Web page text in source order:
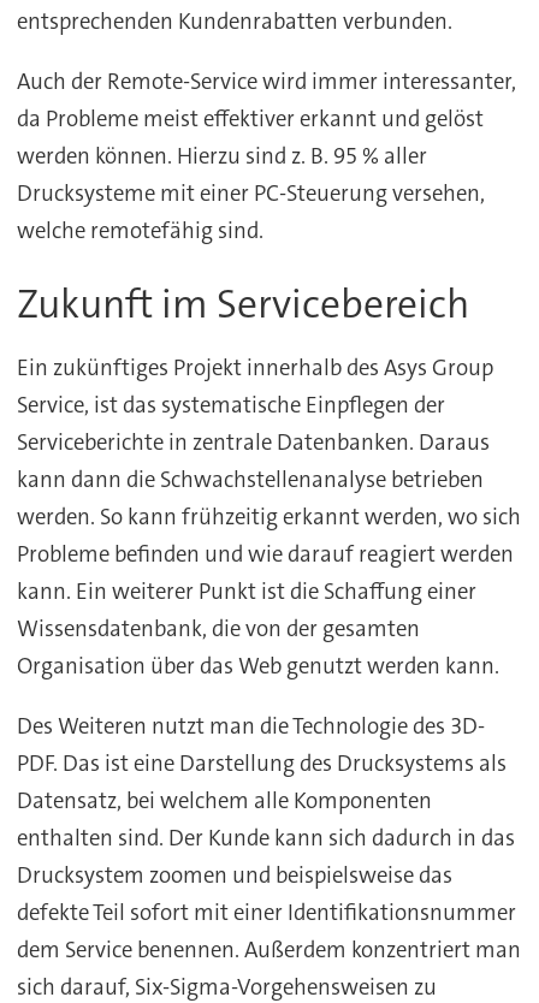
entsprechenden Kundenrabatten verbunden.
Auch der Remote-Service wird immer interessanter,
da Probleme meist effektiver erkannt und gelöst
werden können. Hierzu sind z. B. 95 % aller
Drucksysteme mit einer PC-Steuerung versehen,
welche remotefähig sind.
Zukunft im Servicebereich
Ein zukünftiges Projekt innerhalb des Asys Group
Service, ist das systematische Einpflegen der
Serviceberichte in zentrale Datenbanken. Daraus
kann dann die Schwachstellenanalyse betrieben
werden. So kann frühzeitig erkannt werden, wo sich
Probleme befinden und wie darauf reagiert werden
kann. Ein weiterer Punkt ist die Schaffung einer
Wissensdatenbank, die von der gesamten
Organisation über das Web genutzt werden kann.
Des Weiteren nutzt man die Technologie des 3D-
PDF. Das ist eine Darstellung des Drucksystems als
Datensatz, bei welchem alle Komponenten
enthalten sind. Der Kunde kann sich dadurch in das
Drucksystem zoomen und beispielsweise das
defekte Teil sofort mit einer Identifikationsnummer
dem Service benennen. Außerdem konzentriert man
sich darauf, Six-Sigma-Vorgehensweisen zu